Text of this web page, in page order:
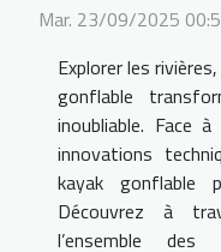
Mar. 23/09/2025
Explorer les
gonflable
inoubliable. Face
innovations
kayak gonflable
Découvrez à
l’ensemble